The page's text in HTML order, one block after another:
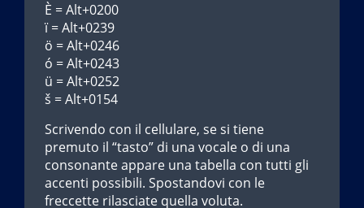
È = Alt+0200
ï = Alt+0239
ö = Alt+0246
ó = Alt+0243
ü = Alt+0252
š = Alt+0154
Scrivendo con il cellulare, se si tiene
premuto il “tasto” di una vocale o di una
consonante appare una tabella con tutti gli
accenti possibili. Spostandovi con le
freccette rilasciate quella voluta.